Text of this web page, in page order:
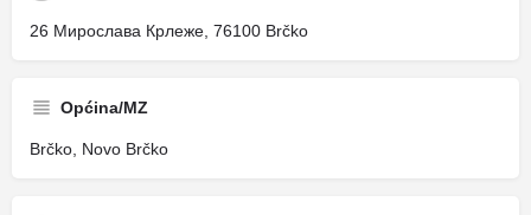
26 Мирослава Крлеже, 76100 Brčko
Općina/MZ
Brčko, Novo Brčko